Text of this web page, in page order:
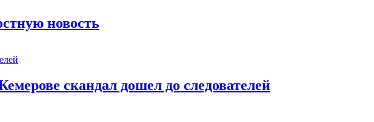
новость
скандал дошел до следователей